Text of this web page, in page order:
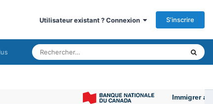
Utilisateur existant ? Connexion S’inscrire
Immigrer au